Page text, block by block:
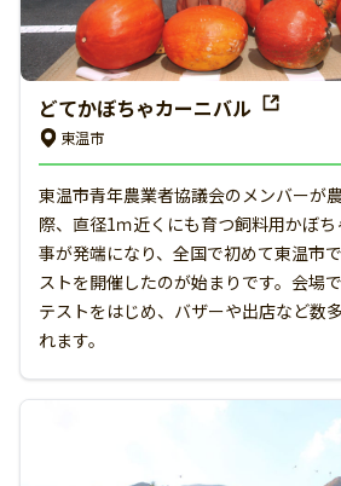
どてかぼちゃカーニバル
東温市
東温市青年農業者協議会のメンバーが
際、直径1ｍ近くにも育つ飼料用かぼ
事が発端になり、全国で初めて東温市
ストを開催したのが始まりです。会場
テストをはじめ、バザーや出店など数
れます。